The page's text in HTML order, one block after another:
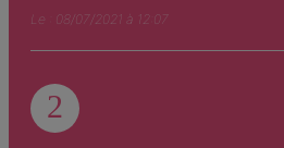
Le : 08/07/2021 à 12:07
2